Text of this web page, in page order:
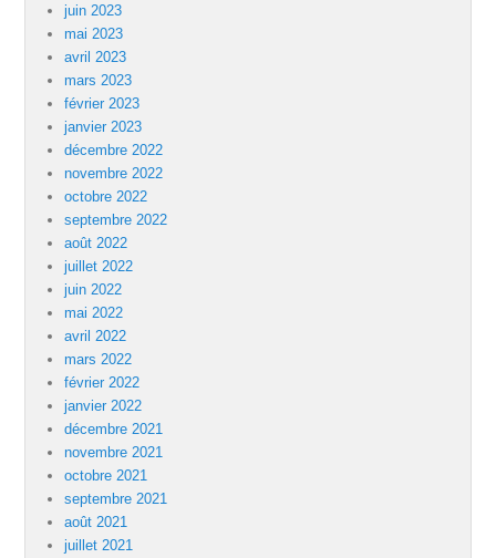
juin 2023
mai 2023
avril 2023
mars 2023
février 2023
janvier 2023
décembre 2022
novembre 2022
octobre 2022
septembre 2022
août 2022
juillet 2022
juin 2022
mai 2022
avril 2022
mars 2022
février 2022
janvier 2022
décembre 2021
novembre 2021
octobre 2021
septembre 2021
août 2021
juillet 2021